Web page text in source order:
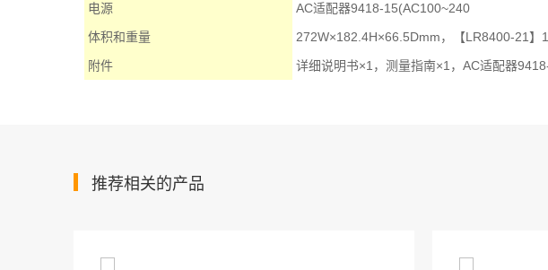
电源
AC适配器9418-15(AC100~240
体积和重量
272W×182.4H×66.5Dmm，【LR8400-21
附件
详细说明书×1，测量指南×1，AC适配器
推荐相关的产品